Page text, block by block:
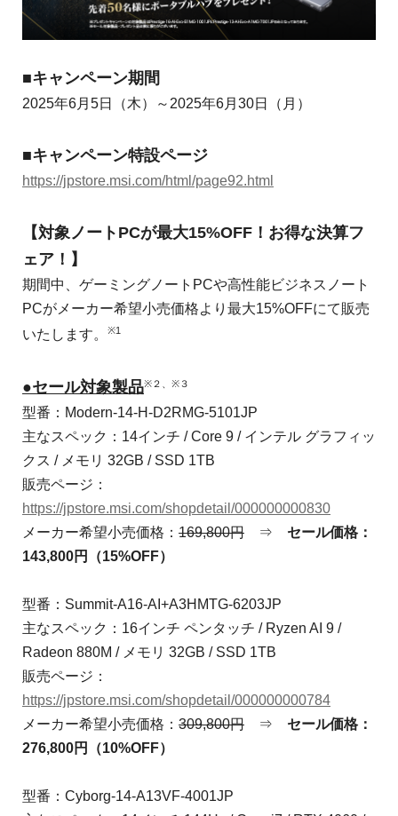
■キャンペーン期間
2025年6月5日（木）～2025年6月30日（月）
■キャンペーン特設ページ
https://jpstore.msi.com/html/page92.html
【対象ノートPCが最大15%OFF！お得な決算フ
ェア！】
期間中、ゲーミングノートPCや高性能ビジネスノート
PCがメーカー希望小売価格より最大15%OFFにて販売
いたします。
※1
●セール対象製品※２、※３
型番：Modern-14-H-D2RMG-5101JP
主なスペック：14インチ / Core 9 / インテル グラフィッ
クス / メモリ 32GB / SSD 1TB
販売ページ：
https://jpstore.msi.com/shopdetail/000000000830
メーカー希望小売価格： 169,800円 ⇒ セール価格：
143,800円（15%OFF）
型番：Summit-A16-AI+A3HMTG-6203JP
主なスペック：16インチ ペンタッチ / Ryzen AI 9 /
Radeon 880M / メモリ 32GB / SSD 1TB
販売ページ：
https://jpstore.msi.com/shopdetail/000000000784
メーカー希望小売価格： 309,800円 ⇒ セール価格：
276,800円（10%OFF）
型番：Cyborg-14-A13VF-4001JP